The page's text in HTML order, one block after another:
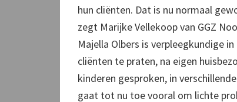
hun cliënten. Dat is nu normaal
zegt Marijke Vellekoop van GGZ
Majella Olbers is verpleegkundige
cliënten te praten, na eigen
kinderen gesproken, in
gaat tot nu toe vooral om lichte